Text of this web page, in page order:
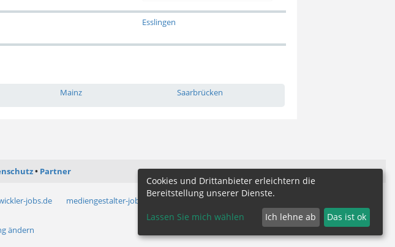
Esslingen
Mainz Saarbrücken
Partner
jobs.de mediengestalter-jobs.de
ändern
Cookies und Drittanbieter erleichtern die
Bereitstellung unserer Dienste.
Lassen Sie mich wählen Ich lehne ab Das ist ok